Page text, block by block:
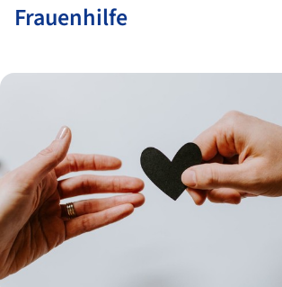
Frauenhilfe